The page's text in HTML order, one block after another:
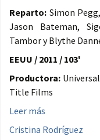
Reparto: Simon
Jason Bateman,
Tambor y Blythe
EEUU / 2011 / 103'
Productora:
Title Films
Leer más
Cristina Rodríguez